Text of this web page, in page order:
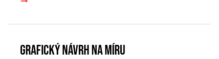
Grafický návrh na míru